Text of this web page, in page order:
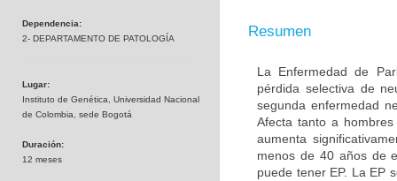
Dependencia:
2- DEPARTAMENTO DE PATOLOGÍA
Lugar:
Instituto de Genética, Universidad Nacional
de Colombia, sede Bogotá
Duración:
12 meses
Resumen
La Enfermedad de
pérdida selectiva de
segunda enfermedad
Afecta tanto a
aumenta
menos de 40 años de
puede tener EP. La EP